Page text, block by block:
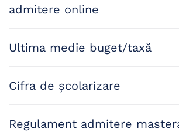
admitere online
Ultima medie buget/taxă
Cifra de școlarizare
Regulament admitere